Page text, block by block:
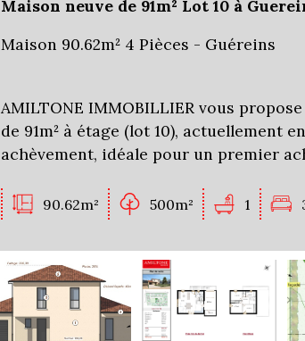
Maison neuve de 91m² Lot 10 à
Maison 90.62m² 4 Pièces - Guéreins
AMILTONE IMMOBILLIER vous
de 91m² à étage (lot 10), actuellement
achèvement, idéale pour un premier
90.62m² 500m² 1